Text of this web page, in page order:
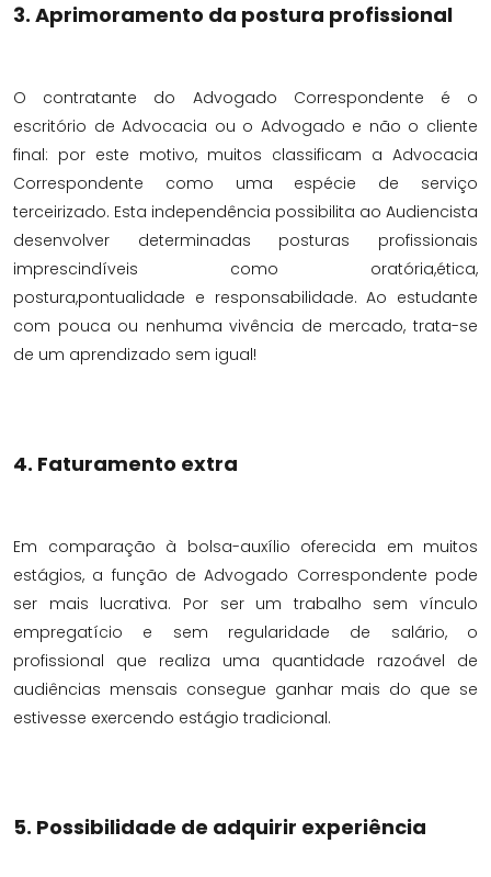
3. Aprimoramento da postura profissional
O contratante do Advogado Correspondente é o
escritório de Advocacia ou o Advogado e não o cliente
final: por este motivo, muitos classificam a Advocacia
Correspondente como uma espécie de serviço
terceirizado. Esta independência possibilita ao Audiencista
desenvolver determinadas posturas profissionais
imprescindíveis como oratória,ética,
postura,pontualidade e responsabilidade. Ao estudante
com pouca ou nenhuma vivência de mercado, trata-se
de um aprendizado sem igual!
4. Faturamento extra
Em comparação à bolsa-auxílio oferecida em muitos
estágios, a função de Advogado Correspondente pode
ser mais lucrativa. Por ser um trabalho sem vínculo
empregatício e sem regularidade de salário, o
profissional que realiza uma quantidade razoável de
audiências mensais consegue ganhar mais do que se
estivesse exercendo estágio tradicional.
5. Possibilidade de adquirir experiência